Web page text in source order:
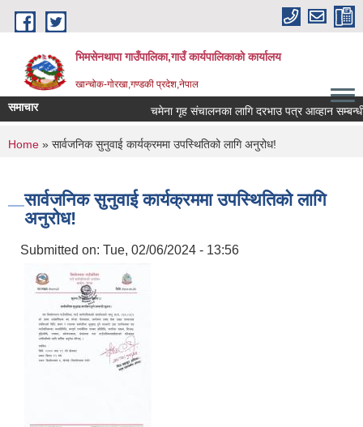
Skip to main content
भिमसेनथापा गाउँपालिका,गाउँ कार्यपालिकाकाे कार्यालय
खान्चोक-गाेरखा,गण्डकी प्रदेश,नेपाल
समाचार चमेना गृह संचालनका लागि दरभाउ पत्र आव्हान सम्बन्धी
You are here
Home » सार्वजनिक सुनुवाई कार्यक्रममा उपस्थितिको लागि अनुरोध!
सार्वजनिक सुनुवाई कार्यक्रममा उपस्थितिको लागि
अनुरोध!
Submitted on: Tue, 02/06/2024 - 13:56